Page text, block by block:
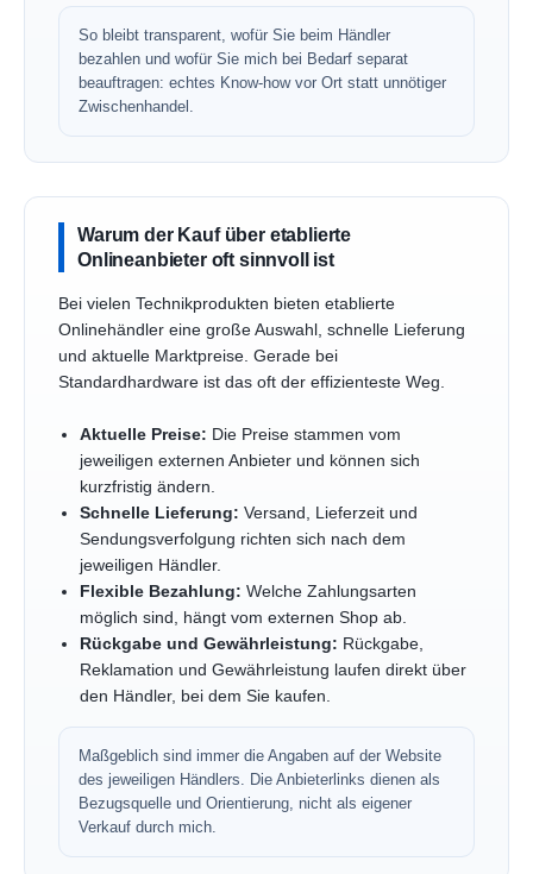
So bleibt transparent, wofür Sie beim Händler
bezahlen und wofür Sie mich bei Bedarf separat
beauftragen: echtes Know-how vor Ort statt unnötiger
Zwischenhandel.
Warum der Kauf über etablierte
Onlineanbieter oft sinnvoll ist
Bei vielen Technikprodukten bieten etablierte
Onlinehändler eine große Auswahl, schnelle Lieferung
und aktuelle Marktpreise. Gerade bei
Standardhardware ist das oft der effizienteste Weg.
Aktuelle Preise: Die Preise stammen vom
jeweiligen externen Anbieter und können sich
kurzfristig ändern.
Schnelle Lieferung: Versand, Lieferzeit und
Sendungsverfolgung richten sich nach dem
jeweiligen Händler.
Flexible Bezahlung: Welche Zahlungsarten
möglich sind, hängt vom externen Shop ab.
Rückgabe und Gewährleistung: Rückgabe,
Reklamation und Gewährleistung laufen direkt über
den Händler, bei dem Sie kaufen.
Maßgeblich sind immer die Angaben auf der Website
des jeweiligen Händlers. Die Anbieterlinks dienen als
Bezugsquelle und Orientierung, nicht als eigener
Verkauf durch mich.